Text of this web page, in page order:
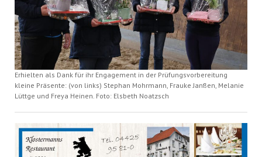
Erhielten als Dank für ihr Engagement in der Prüfungsvorbereitung
kleine Präsente: (von links) Stephan Mohrmann, Frauke Janßen, Melanie
Lüttge und Freya Heinen. Foto: Elsbeth Noatzsch